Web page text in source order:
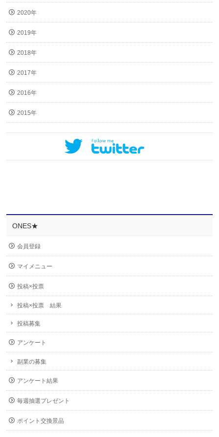
2020年
2019年
2018年
2017年
2016年
2015年
ONES★
会員登録
マイメニュー
投稿×投票
投稿×投票 結果
投稿募集
アンケート
副業の募集
アンケート結果
毎週抽選プレゼント
ポイント交換景品